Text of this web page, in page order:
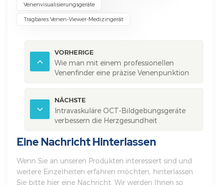
Venenvisualisierungsgeräte
Tragbares Venen-Viewer-Medizingerät
VORHERIGE
Wie man mit einem professionellen
Venenfinder eine präzise Venenpunktion
NÄCHSTE
Intravaskuläre OCT-Bildgebungsgeräte
verbessern die Herzgesundheit
Eine Nachricht Hinterlassen
Wenn Sie an unseren Produkten interessiert sind und
weitere Einzelheiten erfahren möchten, hinterlassen
Sie bitte hier eine Nachricht. Wir werden Ihnen so